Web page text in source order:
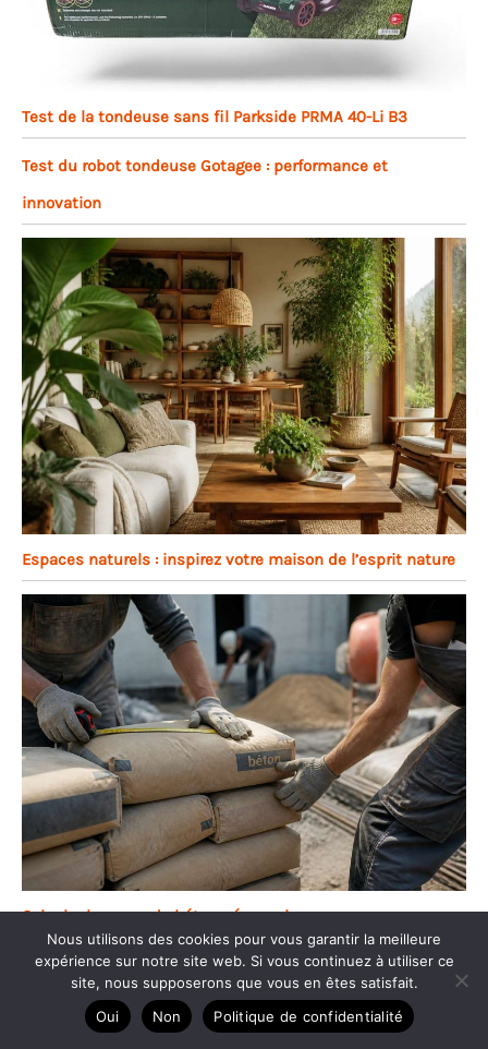
Test de la tondeuse sans fil Parkside PRMA 40-Li B3
Test du robot tondeuse Gotagee : performance et
innovation
Espaces naturels : inspirez votre maison de l’esprit nature
Calculer les sacs de béton nécessaires
Nous utilisons des cookies pour vous garantir la meilleure
expérience sur notre site web. Si vous continuez à utiliser ce
site, nous supposerons que vous en êtes satisfait.
Oui
Non Politique de confidentialité